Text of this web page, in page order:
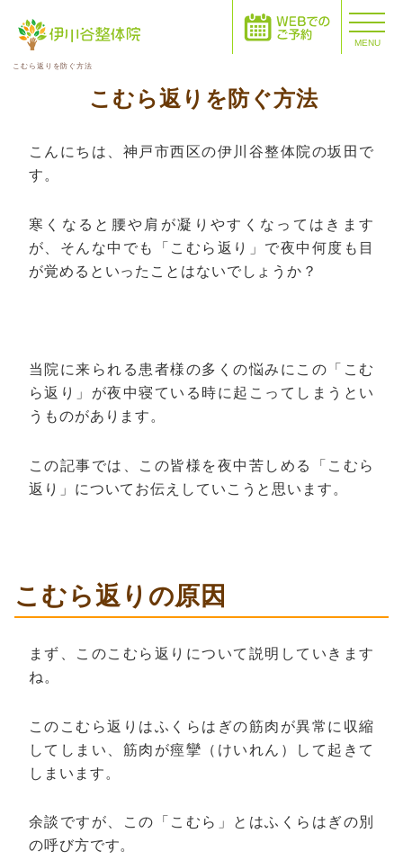
MENU
こむら返りを防ぐ方法
こむら返りを防ぐ方法
こんにちは、神戸市西区の伊川谷整体院の坂田で
す。
寒くなると腰や肩が凝りやすくなってはきます
が、そんな中でも「こむら返り」で夜中何度も目
が覚めるといったことはないでしょうか？
当院に来られる患者様の多くの悩みにこの「こむ
ら返り」が夜中寝ている時に起こってしまうとい
うものがあります。
この記事では、この皆様を夜中苦しめる「こむら
返り」についてお伝えしていこうと思います。
こむら返りの原因
まず、このこむら返りについて説明していきます
ね。
このこむら返りはふくらはぎの筋肉が異常に収縮
してしまい、筋肉が痙攣（けいれん）して起きて
しまいます。
余談ですが、この「こむら」とはふくらはぎの別
の呼び方です。